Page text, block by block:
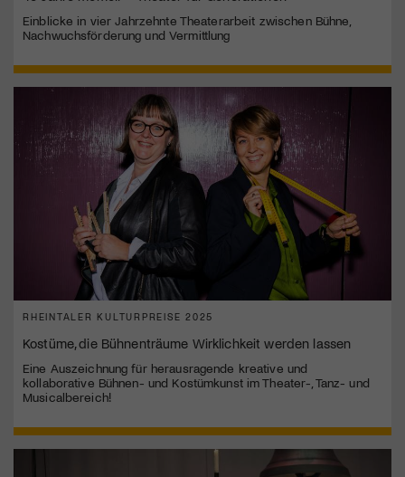
Einblicke in vier Jahrzehnte Theaterarbeit zwischen Bühne,
Nachwuchsförderung und Vermittlung
RHEINTALER KULTURPREISE 2025
Kostüme, die Bühnenträume Wirklichkeit werden lassen
Eine Auszeichnung für herausragende kreative und
kollaborative Bühnen- und Kostümkunst im Theater-, Tanz- und
Musicalbereich!